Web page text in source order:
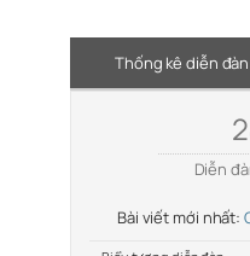
Thống kê diễn đàn
Diễn
Bài viết mới nhất: